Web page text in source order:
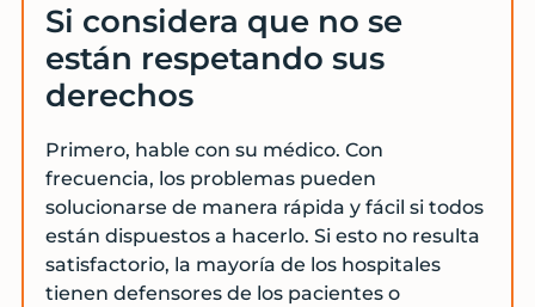
Si considera que no se
están respetando sus
derechos
Primero, hable con su médico. Con
frecuencia, los problemas pueden
solucionarse de manera rápida y fácil si todos
están dispuestos a hacerlo. Si esto no resulta
satisfactorio, la mayoría de los hospitales
tienen defensores de los pacientes o